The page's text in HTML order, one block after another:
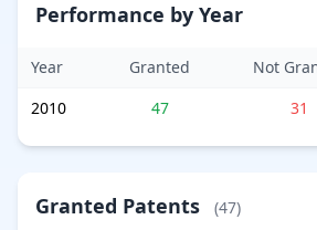
Performance by Year
Year Granted Not
2010
47 31
Granted Patents (47)